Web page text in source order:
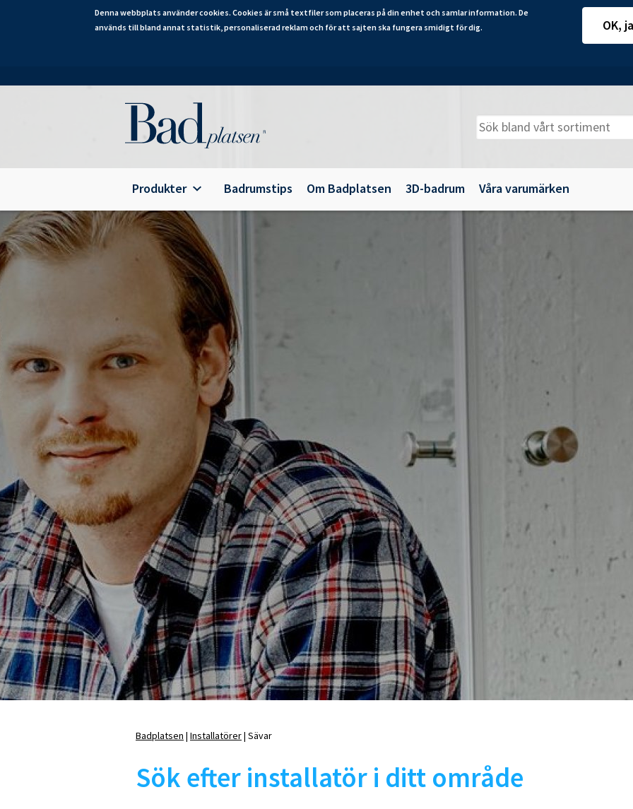
Denna webbplats använder cookies. Cookies är små textfiler som placeras på din enhet och samlar information. De
används till bland annat statistik, personaliserad reklam och för att sajten ska fungera smidigt för dig.
OK,
till
Produkter
Alterna Ariella Aqua
Alterna Ariella
Alterna Basic Aqua
Alterna Basic
Alterna Bella Aqua
Alterna Ella Aqua
Alterna Ella
Alterna Gabriella
Alterna Isabella Aqua
Alterna Isabella
Alterna Isella Aqua
Alterna Isella
Alterna Luxor
Duravit L-Cube
Geberit Smyle Square
Geberit iCon
Ifö Option
Ifö Sense Art
Ifö Sense Modern
Ifö Sense Pro
Ifö Spira
Tillbehör till badrumsmöbler
Spegelhållare
Tvålkorgar
WC-pappershållare
Handduksstänger
Handdukskrokar
Badrumshyllor
Tvålkoppar och
tandborsthållare
WC-borste med hållare
Övrigt
Tvättställsblandare
Tvättställsblandare för
inbyggnad
Beröringsfria
tvättställsblandare
Duschblandare
Badkarsblandare
Avloppsarmatur och tillbehör
Takduschar
Elhanddukstorkar
WC-vägghängda
Badrumstips Om Badplatsen 3D-badrum Våra varumärken
Badplatsen Installatörer Sävar
Sök efter installatör i ditt område